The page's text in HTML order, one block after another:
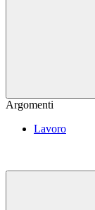
Argomenti
Lavoro